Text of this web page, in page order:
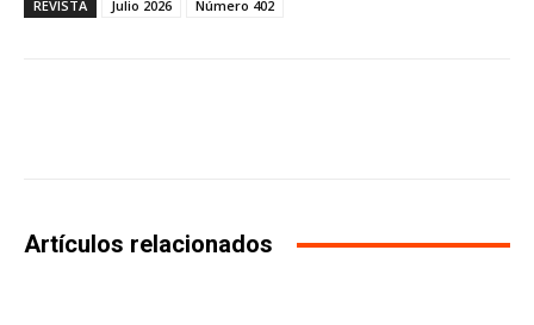
REVISTA Julio 2026 Número 402
Artículos relacionados